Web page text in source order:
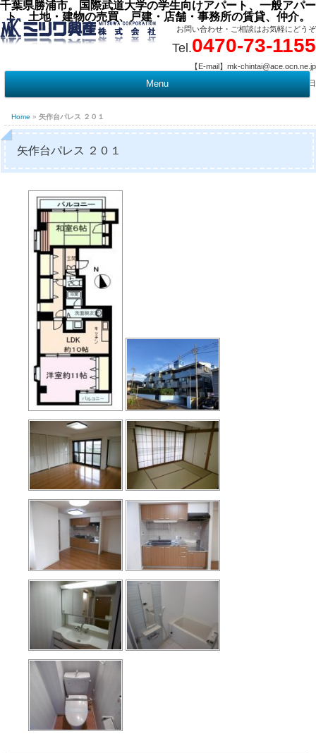
千葉県勝浦市。国際武道大学の学生向けアパート、一般アパー
ト、土地・建物の売買、戸建・店舗・事務所の賃貸、仲介。
お問い合わせ・ご相談はお気軽にどうぞ
Tel.0470-73-1155
【E-mail】mk-chintai@ace.ocn.ne.jp
【営業時間】09:00 ～ 17:15 【定 休 日】水曜・祭日
Menu
Home » 矢作台パレス ２０１
矢作台パレス ２０１